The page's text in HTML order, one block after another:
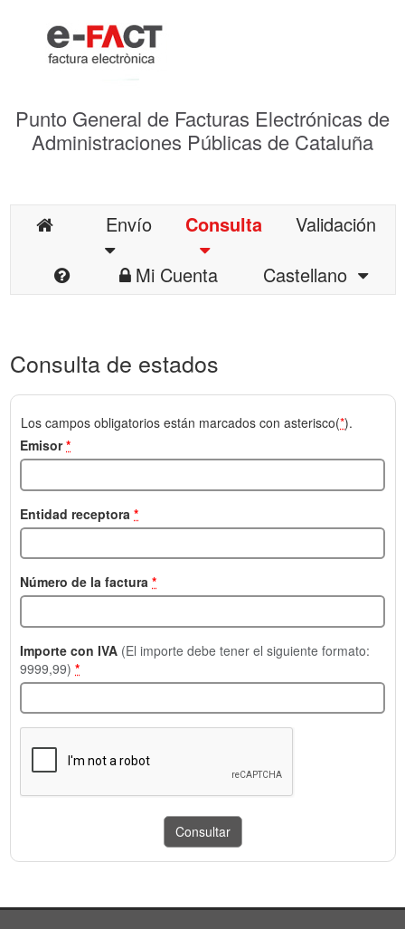
Punto General de Facturas Electrónicas de
Administraciones Públicas de Cataluña
Envío Consulta
Validación
Mi Cuenta
Castellano
Consulta de estados
Los campos obligatorios están marcados con asterisco(*).
Emisor*
Entidad receptora *
Número de la factura *
Importe con IVA (El importe debe tener el siguiente formato:
9999,99) *